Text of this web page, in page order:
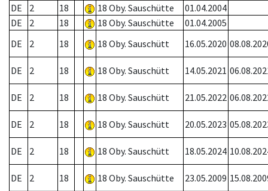
DE
2 18 18 Oby. Sauschütte
01.04.2004
DE
2 18 18 Oby. Sauschütte
01.04.2005
DE
2 18 18 Oby. Sauschütt 16.05.2020
DE 2 18 18 Oby. Sauschütt 14.05.2021
DE 2 18 18 Oby. Sauschütt 21.05.2022
DE 2 18 18 Oby. Sauschütt 20.05.2023
DE 2 18 18 Oby. Sauschütt 18.05.2024
DE 2 18 18 Oby. Sauschütte 23.05.2009